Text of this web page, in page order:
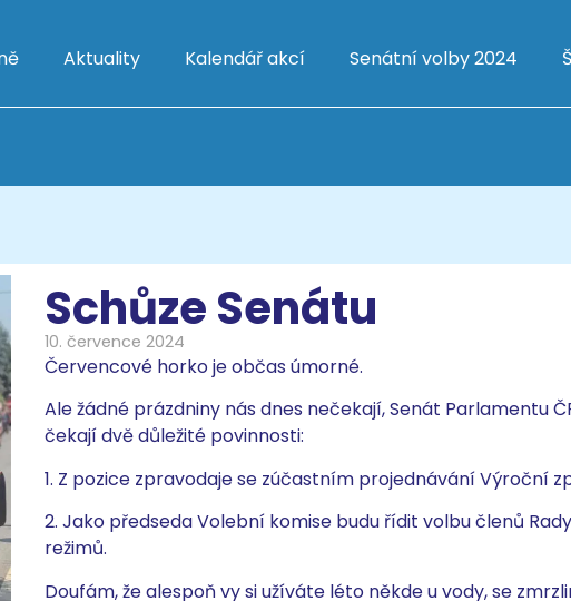
Aktuality Kalendář akcí Senátní volby 2024
Schůze Senátu
10. července 2024
Červencové horko je občas úmorné.
Ale žádné prázdniny nás dnes nečekají, Senát Parlamentu
čekají dvě důležité povinnosti:
1. Z pozice zpravodaje se zúčastním projednávání Výroční
2. Jako předseda Volební komise budu řídit volbu členů
režimů.
Doufám, že alespoň vy si užíváte léto někde u vody, se